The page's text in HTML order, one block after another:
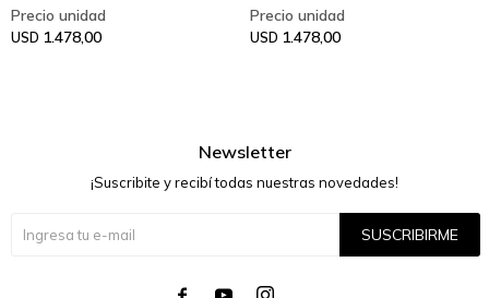
USD 1.478,00 USD 1.478,00
Newsletter
¡Suscribite y recibí todas nuestras novedades!
SUSCRIBIRME
  